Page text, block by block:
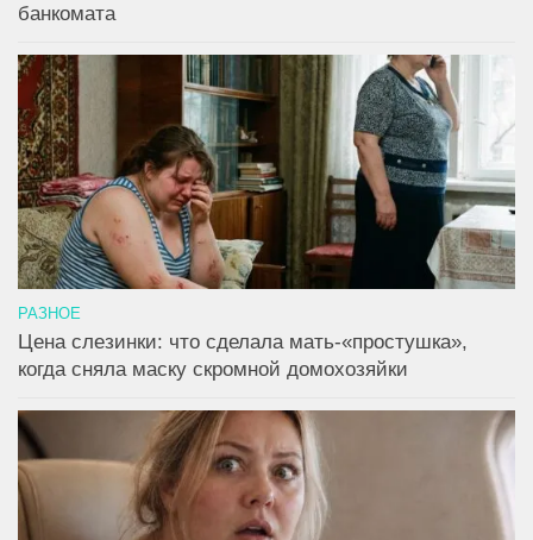
банкомата
РАЗНОЕ
Цена слезинки: что сделала мать-«простушка»,
когда сняла маску скромной домохозяйки